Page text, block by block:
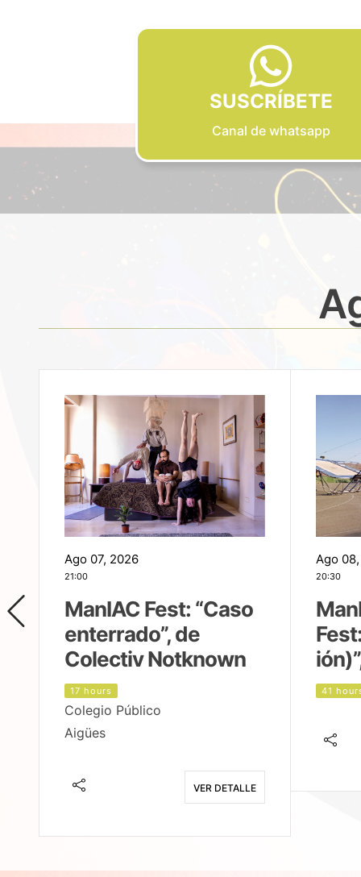
SUSCRÍBETE
Canal de whatsapp
Ago 07, 2026
21:00
ManIAC Fest: “Caso
enterrado”, de
Colectiv Notknown
17 hours
Colegio Público
Aigües
VER DETALLE
Ago
20:30
41